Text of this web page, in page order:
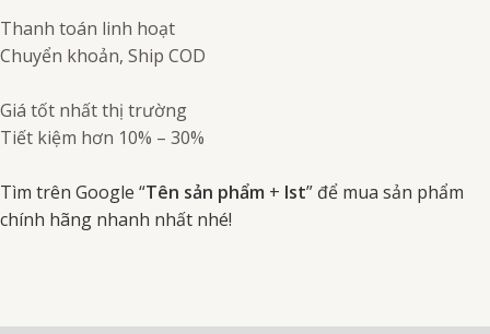
Thanh toán linh hoạt
Chuyển khoản, Ship COD
Giá tốt nhất thị trường
Tiết kiệm hơn 10% – 30%
Tìm trên Google “Tên sản phẩm + Ist” để mua sản phẩm
chính hãng nhanh nhất nhé!